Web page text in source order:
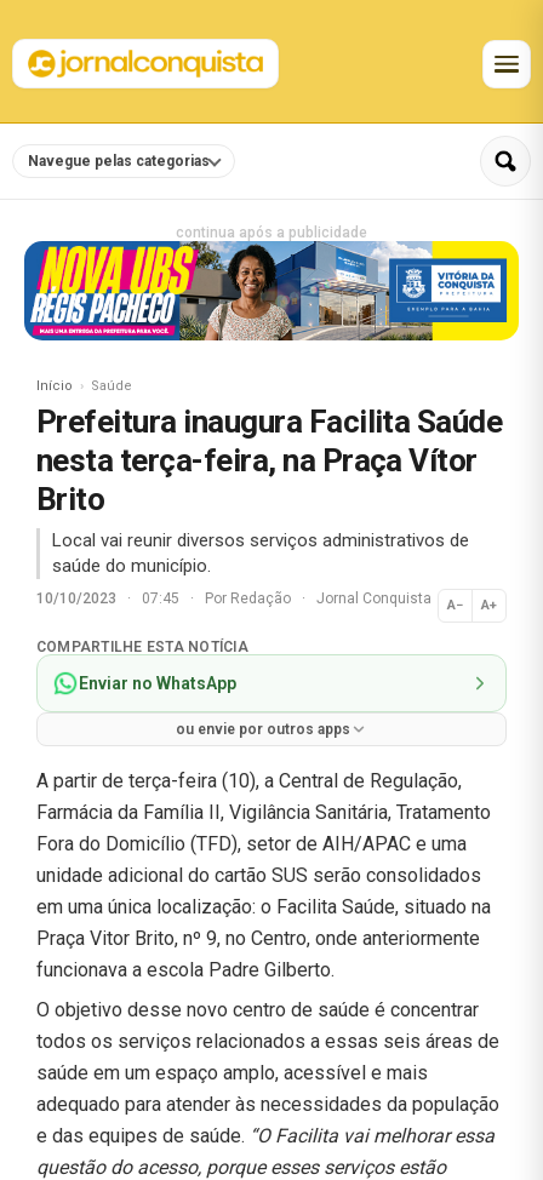
Navegue pelas categorias
continua após a publicidade
Início Saúde
Prefeitura inaugura Facilita Saúde
nesta terça-feira, na Praça Vítor
Brito
Local vai reunir diversos serviços administrativos de
saúde do município.
10/10/2023 · 07:45 · Por Redação · Jornal Conquista A− A+
Normal
COMPARTILHE ESTA NOTÍCIA
Enviar no WhatsApp
ou envie por outros apps
A partir de terça-feira (10), a Central de Regulação,
Farmácia da Família II, Vigilância Sanitária, Tratamento
Fora do Domicílio (TFD), setor de AIH/APAC e uma
unidade adicional do cartão SUS serão consolidados
em uma única localização: o Facilita Saúde, situado na
Praça Vitor Brito, nº 9, no Centro, onde anteriormente
funcionava a escola Padre Gilberto.
O objetivo desse novo centro de saúde é concentrar
todos os serviços relacionados a essas seis áreas de
saúde em um espaço amplo, acessível e mais
adequado para atender às necessidades da população
e das equipes de saúde. “O Facilita vai melhorar essa
questão do acesso, porque esses serviços estão